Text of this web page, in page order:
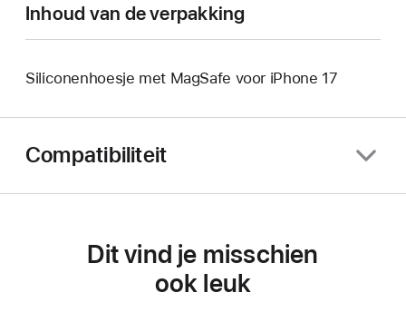
Inhoud van de verpakking
Siliconen­hoesje met MagSafe voor iPhone 17
Compatibiliteit
Dit vind je misschien
ook leuk